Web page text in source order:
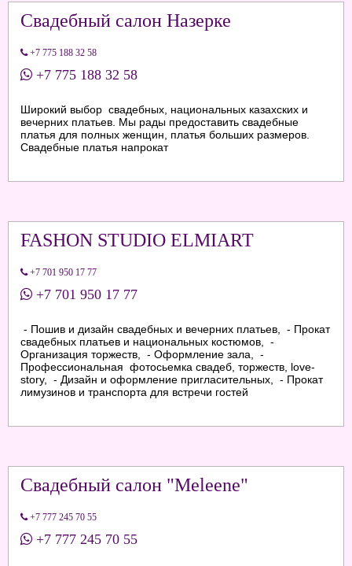
Свадебный салон Назерке
+7 775 188 32 58
+7 775 188 32 58
Широкий выбор свадебных, национальных казахских и
вечерних платьев. Мы рады предоставить свадебные
платья для полных женщин, платья больших размеров.
Свадебные платья напрокат
FASHON STUDIO ELMIART
+7 701 950 17 77
+7 701 950 17 77
- Пошив и дизайн свадебных и вечерних платьев, - Прокат
свадебных платьев и национальных костюмов, -
Организация торжеств, - Оформление зала, -
Профессиональная фотосьемка свадеб, торжеств, love-
story, - Дизайн и оформление пригласительных, - Прокат
лимузинов и транспорта для встречи гостей
Свадебный салон "Meleene"
+7 777 245 70 55
+7 777 245 70 55